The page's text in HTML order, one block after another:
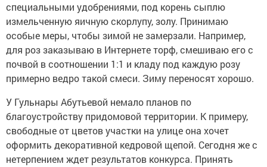
специальными удобрениями, под корень сыплю
измельченную яичную скорлупу, золу. Принимаю
особые меры, чтобы зимой не замерзали. Например,
для роз заказываю в Интернете торф, смешиваю его с
почвой в соотношении 1:1 и кладу под каждую розу
примерно ведро такой смеси. Зиму переносят хорошо.
У Гульнары Абутьевой немало планов по
благоустройству придомовой территории. К примеру,
свободные от цветов участки на улице она хочет
оформить декоративной кедровой щепой. Сегодня же с
нетерпением ждет результатов конкурса. Принять